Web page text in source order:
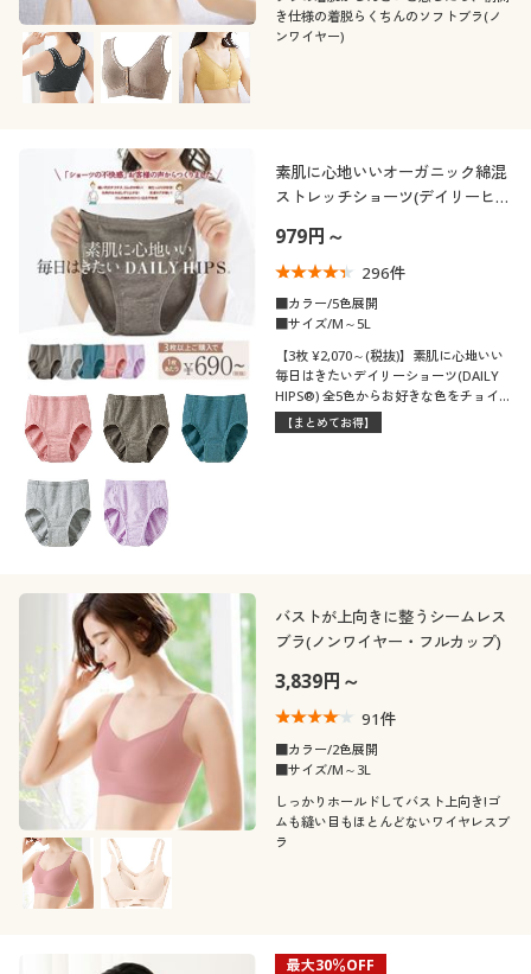
き仕様の着脱らくちんのソフトブラ(ノ
ンワイヤー)
素肌に心地いいオーガニック綿混
ストレッチショーツ(デイリーヒッ
979円～
296件
■カラー/5色展開
■サイズ/M～5L
【3枚 ¥2,070～(税抜)】素肌に心地いい
毎日はきたいデイリーショーツ(DAILY
HIPS®) 全5色からお好きな色をチョイ
ス!3枚以上でお得にご購入いただけま
す。人気のオーガニックコットン混ショ
【まとめてお得】
バストが上向きに整うシームレス
ブラ(ノンワイヤー・フルカップ)
3,839円～
91件
■カラー/2色展開
■サイズ/M～3L
しっかりホールドしてバスト上向き!ゴ
ムも縫い目もほとんどないワイヤレスブ
ラ
最大30％OFF